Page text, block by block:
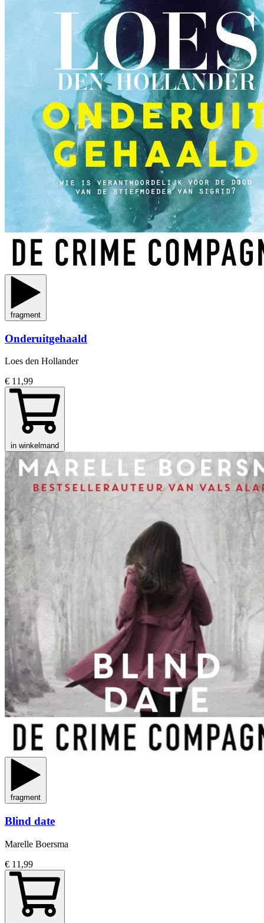
fragment
Onderuitgehaald
Loes den Hollander
€ 11,99
in winkelmand
fragment
Blind date
Marelle Boersma
€ 11,99